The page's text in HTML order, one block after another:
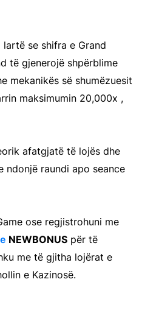
se shifra e Grand
të gjenerojë shpërblime
mekanikës së shumëzuesit
maksimumin 20,000x ,
afatgjatë të lojës dhe
ndonjë raundi apo seance
ose regjistrohuni me
NEWBONUS për të
me të gjitha lojërat e
e Kazinosë.